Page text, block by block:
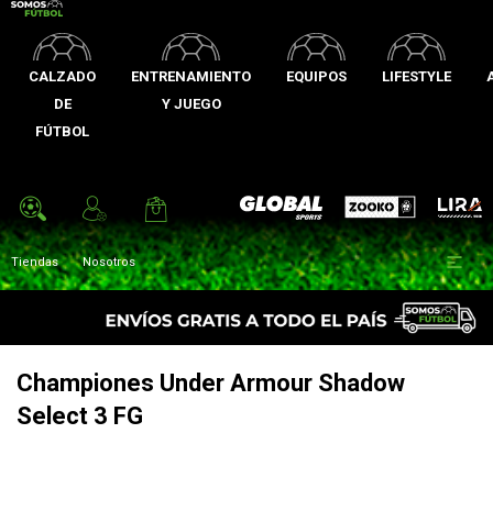
CALZADO
DE
FÚTBOL
ENTRENAMIENTO
Y JUEGO
EQUIPOS LIFESTYLE
Global Sports Zooko Lira
Tiendas Nosotros 
Championes Under Armour Shadow
Select 3 FG